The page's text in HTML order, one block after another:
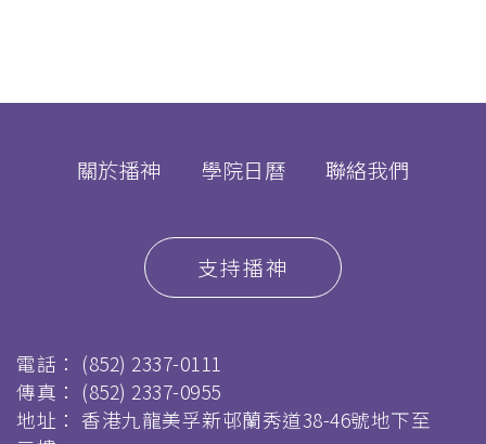
關於播神 學院日曆 聯絡我們
支持播神
電話： (852) 2337-0111
傳真： (852) 2337-0955
地址： 香港九龍美孚新邨蘭秀道38-46號地下至